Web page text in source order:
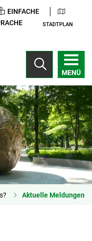
EINFACHE
STADTPLAN
MENÜ
Aktuelle Meldungen